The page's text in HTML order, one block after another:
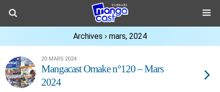
Archives › mars, 2024
20 MARS 2024
Mangacast Omake n°120 – Mars
2024